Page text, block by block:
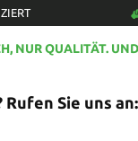
NUR QUALITÄT.
Sie uns an: